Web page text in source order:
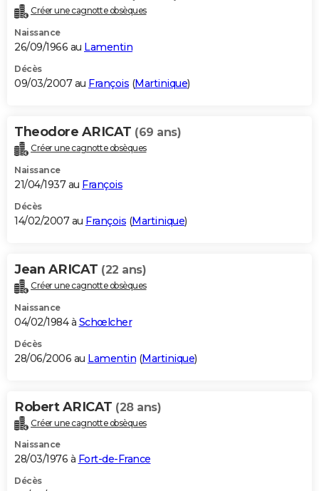
Créer une cagnotte obsèques
Naissance
26/09/1966 au Lamentin
Décès
09/03/2007 au François (Martinique)
Theodore ARICAT (69 ans)
Créer une cagnotte obsèques
Naissance
21/04/1937 au François
Décès
14/02/2007 au François (Martinique)
Jean ARICAT (22 ans)
Créer une cagnotte obsèques
Naissance
04/02/1984 à Schœlcher
Décès
28/06/2006 au Lamentin (Martinique)
Robert ARICAT (28 ans)
Créer une cagnotte obsèques
Naissance
28/03/1976 à Fort-de-France
Décès